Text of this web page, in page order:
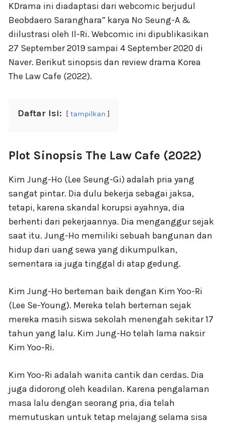
KDrama ini diadaptasi dari webcomic berjudul
Beobdaero Saranghara” karya No Seung-A &
diilustrasi oleh Il-Ri. Webcomic ini dipublikasikan
27 September 2019 sampai 4 September 2020 di
Naver. Berikut sinopsis dan review drama Korea
The Law Cafe (2022).
Daftar Isi: tampilkan
Plot Sinopsis The Law Cafe (2022)
Kim Jung-Ho (Lee Seung-Gi) adalah pria yang
sangat pintar. Dia dulu bekerja sebagai jaksa,
tetapi, karena skandal korupsi ayahnya, dia
berhenti dari pekerjaannya. Dia menganggur sejak
saat itu. Jung-Ho memiliki sebuah bangunan dan
hidup dari uang sewa yang dikumpulkan,
sementara ia juga tinggal di atap gedung.
Kim Jung-Ho berteman baik dengan Kim Yoo-Ri
(Lee Se-Young). Mereka telah berteman sejak
mereka masih siswa sekolah menengah sekitar 17
tahun yang lalu. Kim Jung-Ho telah lama naksir
Kim Yoo-Ri.
Kim Yoo-Ri adalah wanita cantik dan cerdas. Dia
juga didorong oleh keadilan. Karena pengalaman
masa lalu dengan seorang pria, dia telah
memutuskan untuk tetap melajang selama sisa